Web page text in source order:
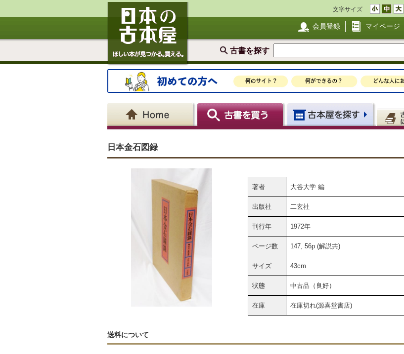
文字サイズ
会員登録 マイページ
古書を探す
日本金石図録
著者 大谷大学 編
出版社 二玄社
刊行年 1972年
ページ数 147, 56p (解説共)
サイズ 43cm
状態 中古品（良好）
在庫 在庫切れ(源喜堂書店)
送料について